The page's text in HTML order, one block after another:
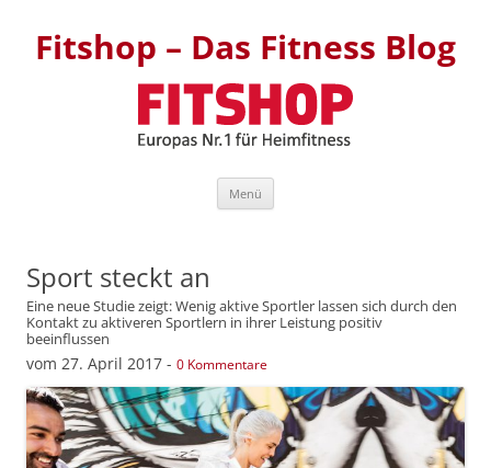
Fitshop – Das Fitness Blog
Menü
Sport steckt an
Eine neue Studie zeigt: Wenig aktive Sportler lassen sich durch den
Kontakt zu aktiveren Sportlern in ihrer Leistung positiv
beeinflussen
vom 27. April 2017 - 0 Kommentare